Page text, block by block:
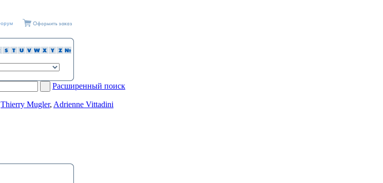
Расширенный поиск
Thierry Mugler, Adrienne Vittadini